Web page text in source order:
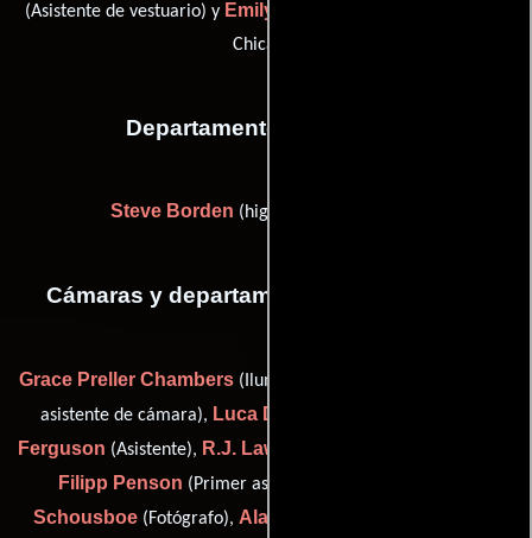
(Asistente de vestuario) y Emily Wengert
Chicago)
Departamento de editorial
Steve Borden (high definition colorist)
Cámaras y departamento de electricidad
Grace Preller Chambers(Iluminador),
asistente de cámara), Luca Del Puppo
Ferguson (Asistente), R.J. Lawrence
Filipp Penson (Primer asistente de cámara),
Schousboe (Fotógrafo), Alan M. Sides